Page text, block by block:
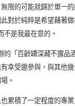
限的可能就歸於單一
對於純粹是希望藉著
不是我最在意的。
「百齡罈深藏不露品
幸受邀參與，與其他
。
累積了一定程度的專